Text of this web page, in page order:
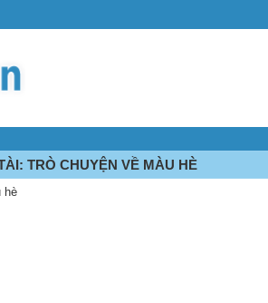
TRÒ CHUYỆN VỀ MÀU HÈ
hè